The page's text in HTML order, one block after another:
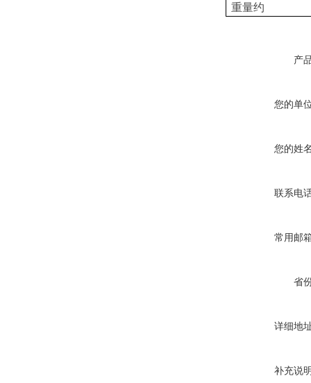
重量约
产
您的单
您的姓
联系电
常用邮
省
详细地
补充说